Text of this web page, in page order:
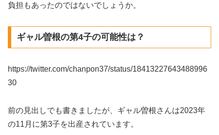
負担もあったのではないでしょうか。
ギャル曽根の第4子の可能性は？
https://twitter.com/chanpon37/status/18413227643488996
30
前の見出しでも書きましたが、ギャル曽根さんは2023年
の11月に第3子を出産されています。